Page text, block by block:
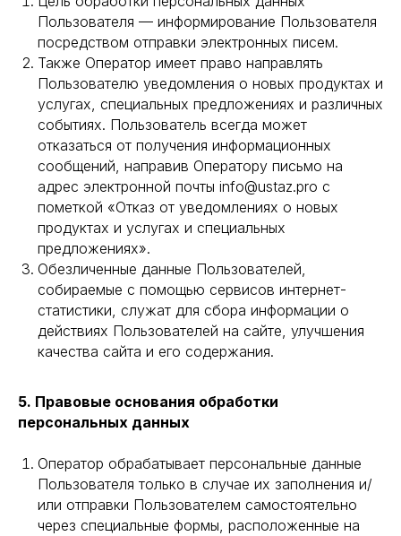
Пользователя — информирование Пользователя
посредством отправки электронных писем.
Также Оператор имеет право направлять
Пользователю уведомления о новых продуктах и
услугах, специальных предложениях и различных
событиях. Пользователь всегда может
отказаться от получения информационных
сообщений, направив Оператору письмо на
адрес электронной почты info@ustaz.pro с
пометкой «Отказ от уведомлениях о новых
продуктах и услугах и специальных
предложениях».
Обезличенные данные Пользователей,
собираемые с помощью сервисов интернет-
статистики, служат для сбора информации о
действиях Пользователей на сайте, улучшения
качества сайта и его содержания.
5. Правовые основания обработки
персональных данных
Оператор обрабатывает персональные данные
Пользователя только в случае их заполнения и/
или отправки Пользователем самостоятельно
через специальные формы, расположенные на